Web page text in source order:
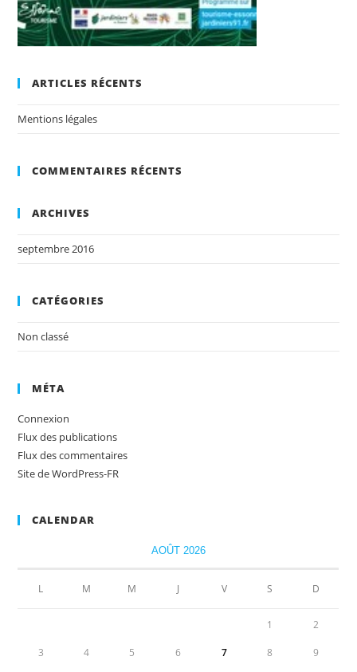
ARTICLES RÉCENTS
Mentions légales
COMMENTAIRES RÉCENTS
ARCHIVES
septembre 2016
CATÉGORIES
Non classé
MÉTA
Connexion
Flux des publications
Flux des commentaires
Site de WordPress-FR
CALENDAR
AOÛT 2026
L M M J V S D
1 2
3 4 5 6 7 8 9